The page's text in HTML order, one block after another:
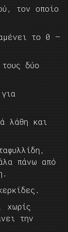
τον οποίο
το 0 –
δύο
λάθη και
πάνω από
χωρίς
την